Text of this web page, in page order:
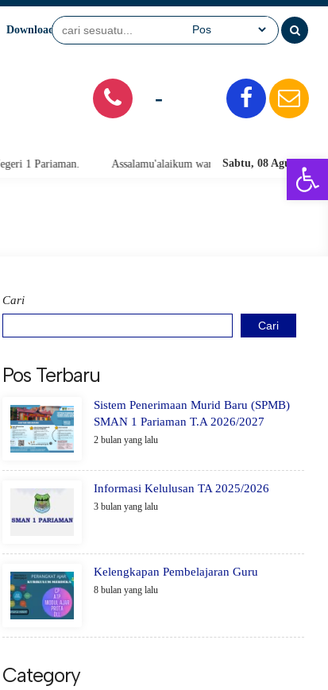
Download Video
-
Sabtu, 08 Agu 2026
Assalamu'alaikum warahmatullahi wabarakatuh. Selamat
Cari
Cari
Pos Terbaru
Sistem Penerimaan Murid Baru (SPMB)
SMAN 1 Pariaman T.A 2026/2027
2 bulan yang lalu
Informasi Kelulusan TA 2025/2026
3 bulan yang lalu
Kelengkapan Pembelajaran Guru
8 bulan yang lalu
Category